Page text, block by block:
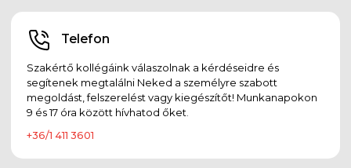
Telefon
Szakértő kollégáink válaszolnak a kérdéseidre és
segítenek megtalálni Neked a személyre szabott
megoldást, felszerelést vagy kiegészítőt! Munkanapokon
9 és 17 óra között hívhatod őket.
+36/1 411 3601